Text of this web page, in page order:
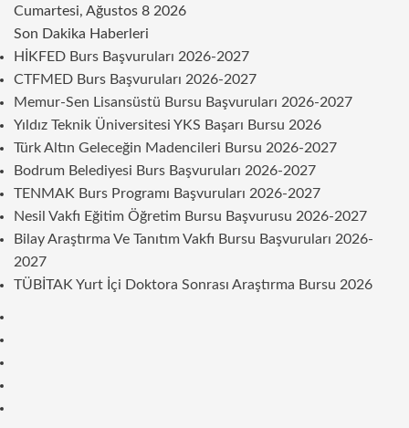
Cumartesi, Ağustos 8 2026
Son Dakika Haberleri
HİKFED Burs Başvuruları 2026-2027
CTFMED Burs Başvuruları 2026-2027
Memur-Sen Lisansüstü Bursu Başvuruları 2026-2027
Yıldız Teknik Üniversitesi YKS Başarı Bursu 2026
Türk Altın Geleceğin Madencileri Bursu 2026-2027
Bodrum Belediyesi Burs Başvuruları 2026-2027
TENMAK Burs Programı Başvuruları 2026-2027
Nesil Vakfı Eğitim Öğretim Bursu Başvurusu 2026-2027
Bilay Araştırma Ve Tanıtım Vakfı Bursu Başvuruları 2026-
2027
TÜBİTAK Yurt İçi Doktora Sonrası Araştırma Bursu 2026